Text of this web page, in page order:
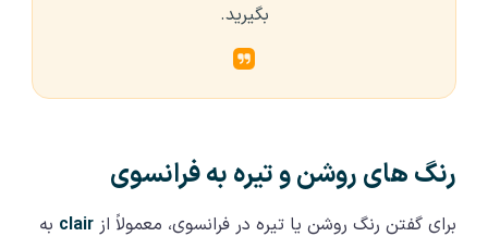
بگیرید.
رنگ‌ های روشن و تیره به فرانسوی
برای گفتن رنگ روشن یا تیره در فرانسوی، معمولاً ازclair به